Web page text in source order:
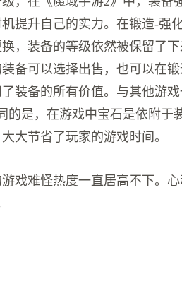
提升自己的实力。在锻造-强
，装备的等级依然被保留了
备可以选择出售，也可以在
装备的所有价值。与其他游
的是，在游戏中宝石是依附于
大节省了玩家的游戏时间。
戏难怪热度一直居高不下。